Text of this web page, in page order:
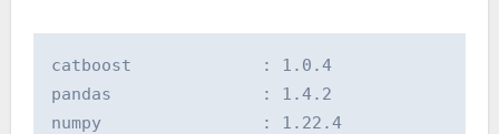
catboost             : 1.0.4
pandas               : 1.4.2
numpy                : 1.22.4